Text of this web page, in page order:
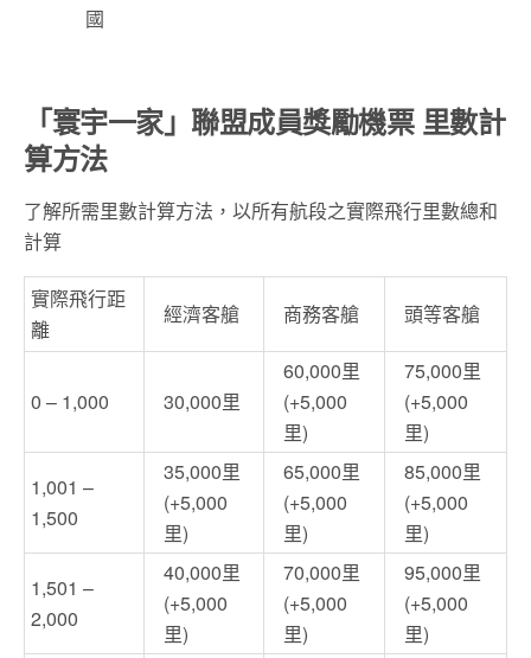
國
「寰宇一家」聯盟成員獎勵機票 里數計
算方法
了解所需里數計算方法，以所有航段之實際飛行里數總和
計算
實際飛行距
離
經濟客艙 商務客艙 頭等客艙
0 – 1,000 30,000里
60,000里
(+5,000
里)
75,000里
(+5,000
里)
1,001 –
1,500
35,000里
(+5,000
里)
65,000里
(+5,000
里)
85,000里
(+5,000
里)
1,501 –
2,000
40,000里
(+5,000
里)
70,000里
(+5,000
里)
95,000里
(+5,000
里)